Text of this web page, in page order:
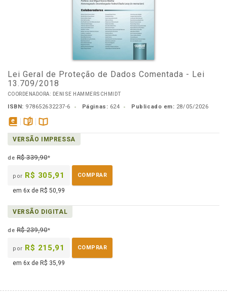
Lei Geral de Proteção de Dados Comentada - Lei
13.709/2018
COORDENADORA: DENISE HAMMERSCHMIDT
ISBN: 978652632237-6 Páginas: 624 Publicado em: 28/05/2026
disponível
em
páginasDisponível
na
VERSÃO IMPRESSA
deR$ 339,90*
por R$ 305,91 COMPRAR
em 6x de R$ 50,99
VERSÃO DIGITAL
deR$ 239,90*
por R$ 215,91 COMPRAR
em 6x de R$ 35,99